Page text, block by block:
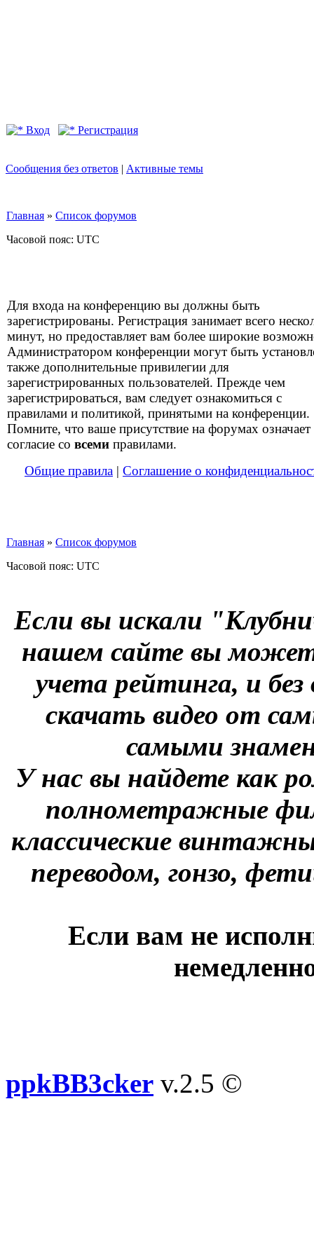
Вход Регистрация
Сообщения без ответов | Активные темы
Главная » Список форумов
Часовой пояс: UTC
Для входа на конференцию вы должны быть
зарегистрированы. Регистрация занимает всего
минут, но предоставляет вам более широкие
Администратором конференции могут быть
также дополнительные привилегии для
зарегистрированных пользователей. Прежде чем
зарегистрироваться, вам следует ознакомиться с
правилами и политикой, принятыми на конференции.
Помните, что ваше присутствие на форумах означает
согласие со всеми правилами.
Общие правила | Соглашение о
Главная » Список форумов
Часовой пояс: UTC
Если вы искали
нашем сайте вы
учета рейтинга, и
скачать видео от
самыми
У нас вы найдете как
полнометражные
классические
переводом, гонзо,
Если вам не
ppkBB3cker v.2.5 ©